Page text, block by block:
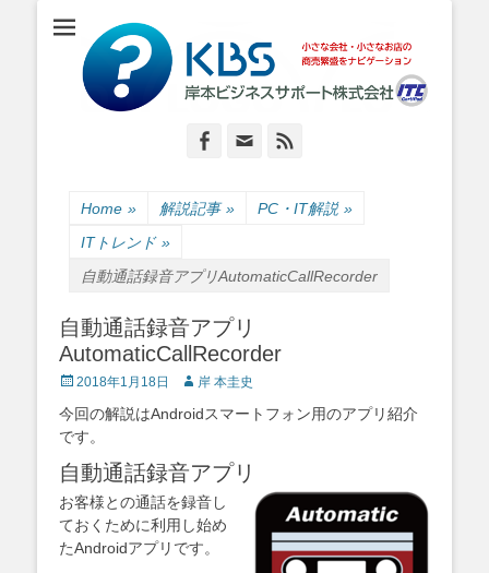
岸本ビジネスサポ
ート株式会社
小さな会社・小さなお店のIT経営をナビゲーション
Facebook
Email
Home » 解説記事 » PC・IT解説 »
ITトレンド »
自動通話録音アプリAutomaticCallRecorder
自動通話録音アプリ
AutomaticCallRecorder
Posted
2018年1月18日 Author
岸 本圭史
今回の解説はAndroidスマートフォン用のアプリ紹介
です。
自動通話録音アプリ
お客様との通話を録音し
ておくために利用し始め
たAndroidアプリです。